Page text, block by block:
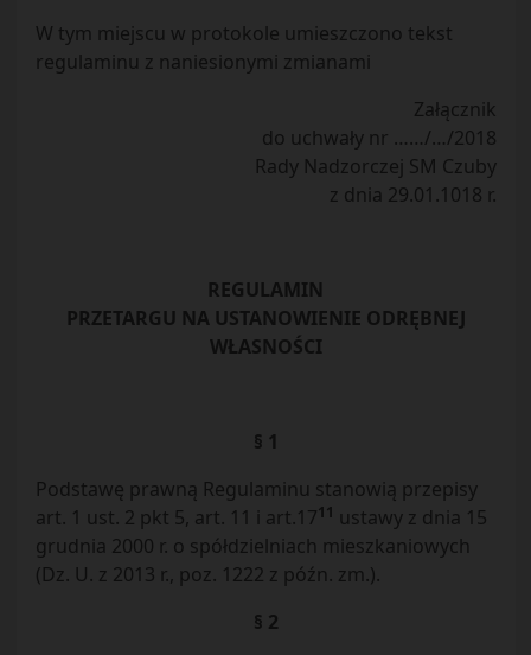
W tym miejscu w protokole umieszczono tekst
regulaminu z naniesionymi zmianami
Załącznik
do uchwały nr ……/…/2018
Rady Nadzorczej SM Czuby
z dnia 29.01.1018 r.
REGULAMIN
PRZETARGU NA USTANOWIENIE ODRĘBNEJ
WŁASNOŚCI
§ 1
Podstawę prawną Regulaminu stanowią przepisy
art. 1 ust. 2 pkt 5, art. 11 i art.1711 ustawy z dnia 15
grudnia 2000 r. o spółdzielniach mieszkaniowych
(Dz. U. z 2013 r., poz. 1222 z późn. zm.).
§ 2